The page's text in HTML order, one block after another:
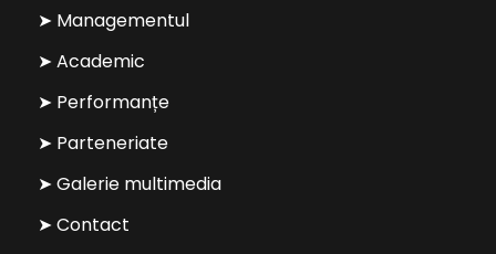
➤ Managementul
➤ Academic
➤ Performanțe
➤ Parteneriate
➤ Galerie multimedia
➤ Contact